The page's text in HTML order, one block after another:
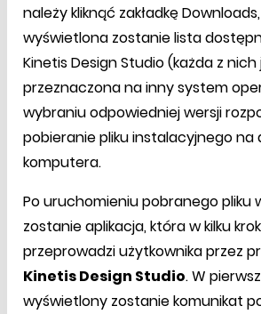
należy kliknąć zakładkę
wyświetlona zostanie lista
Kinetis Design Studio (każda z nich
przeznaczona na inny system
wybraniu odpowiedniej wersji
pobieranie pliku instalacyjnego na
komputera.
Po uruchomieniu pobranego pliku
zostanie aplikacja, która w kilku
przeprowadzi użytkownika przez
Kinetis Design Studio. W
wyświetlony zostanie komunikat